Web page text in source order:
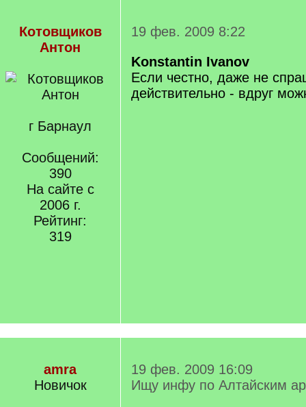
Котовщиков
Антон
г Барнаул
Сообщений:
390
На сайте с
2006 г.
Рейтинг:
319
19 фев. 2009 8:22
Konstantin Ivanov
Если честно, даже не
действительно - вдруг
amra
Новичок
19 фев. 2009 16:09
Ищу инфу по Алтайским